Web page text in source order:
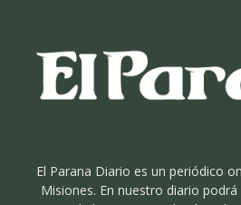
El Parana Diario es un periódico
Misiones. En nuestro diario